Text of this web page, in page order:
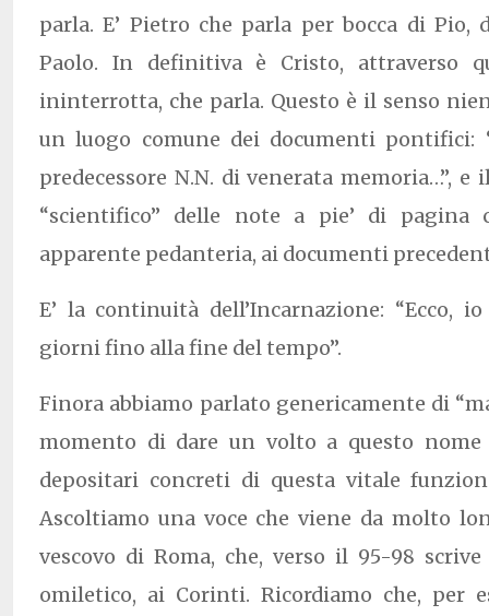
parla. E’ Pietro che parla per bocca di Pio,
Paolo. In definitiva è Cristo, attraverso
ininterrotta, che parla. Questo è il senso
un luogo comune dei documenti pontifici:
predecessore N.N. di venerata memoria…”,
“scientifico” delle note a pie’ di pagina
apparente pedanteria, ai documenti
E’ la continuità dell’Incarnazione: “Ecco,
giorni fino alla fine del tempo”.
Finora abbiamo parlato genericamente di
momento di dare un volto a questo
depositari concreti di questa vitale
Ascoltiamo una voce che viene da molto
vescovo di Roma, che, verso il 95-98
omiletico, ai Corinti. Ricordiamo che, per